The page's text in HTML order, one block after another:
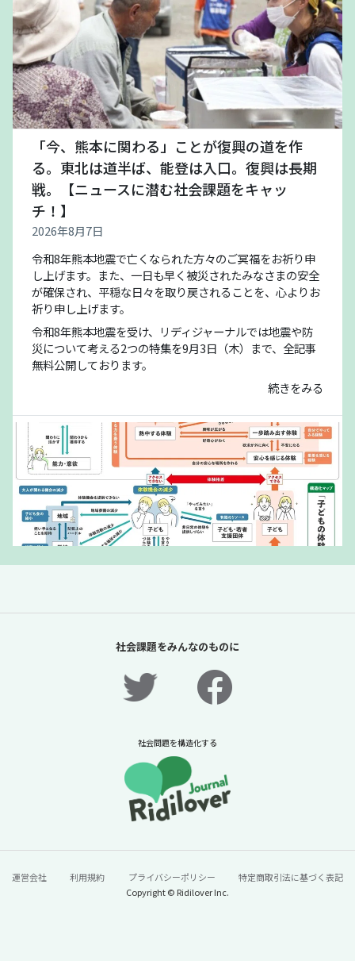
「今、熊本に関わる」ことが復興の道を作
る。東北は道半ば、能登は入口。復興は長期
戦。【ニュースに潜む社会課題をキャッ
チ！】
2026年8月7日
令和8年熊本地震で亡くなられた方々のご冥福をお祈り申
し上げます。また、一日も早く被災されたみなさまの安全
が確保され、平穏な日々を取り戻されることを、心よりお
祈り申し上げます。
令和8年熊本地震を受け、リディジャーナルでは地震や防
災について考える2つの特集を9月3日（木）まで、全記事
無料公開しております。
続きをみる
「夏休みの過ごし方は留守番」責任があるの
公開！】【ニュースに潜む社会課題をキャッ
社会課題をみんなのものに
社会問題を構造化する
運営会社 利用規約 プライバシーポリシー
特定商取引法に基づく表記
Copyright © Ridilover Inc.